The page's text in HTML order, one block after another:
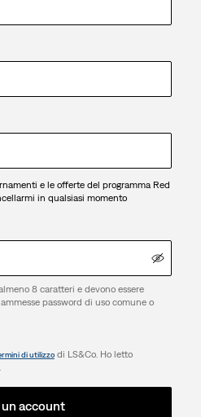
e le offerte del programma Red
in qualsiasi momento
8 caratteri e devono essere
password di uso comune o
di utilizzodi LS&Co. Ho letto
un account